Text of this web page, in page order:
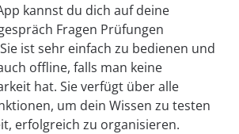
kannst du dich auf deine
Fragen Prüfungen
ist sehr einfach zu bedienen und
offline, falls man keine
hat. Sie verfügt über alle
um dein Wissen zu testen
erfolgreich zu organisieren.